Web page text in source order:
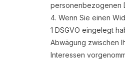
personenbezogenen
Wenn Sie einen
1 DSGVO eingelegt
Abwägung zwischen
Interessen